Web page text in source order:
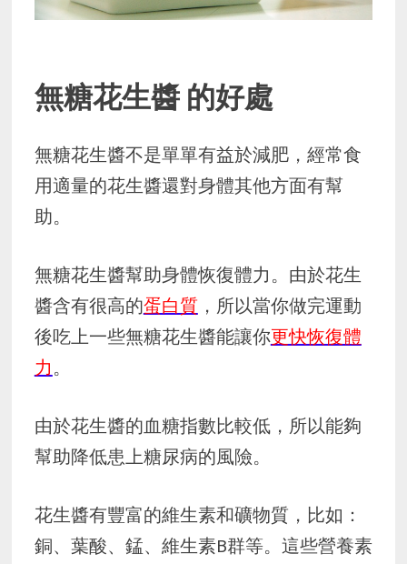
無糖花生醬 的好處
無糖花生醬不是單單有益於減肥，經常食
用適量的花生醬還對身體其他方面有幫
助。
無糖花生醬幫助身體恢復體力。由於花生
醬含有很高的蛋白質 ，所以當你做完運動
後吃上一些無糖花生醬能讓你更快恢復體
力 。
由於花生醬的血糖指數比較低，所以能夠
幫助降低患上糖尿病的風險。
花生醬有豐富的維生素和礦物質，比如：
銅、葉酸、錳、維生素B群等。這些營養素